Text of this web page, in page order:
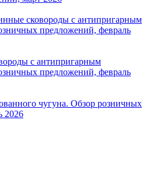
сковороды с антипригарным
предложений, февраль
с антипригарным
предложений, февраль
чугуна. Обзор розничных
2026